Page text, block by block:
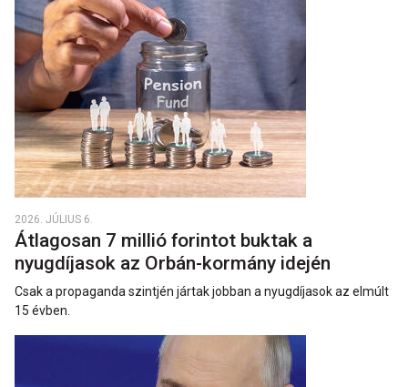
2026. JÚLIUS 6.
Átlagosan 7 millió forintot buktak a
nyugdíjasok az Orbán-kormány idején
Csak a propaganda szintjén jártak jobban a nyugdíjasok az elmúlt
15 évben.